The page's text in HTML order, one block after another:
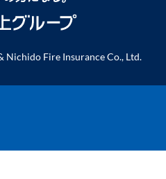
Nichido Fire Insurance Co., Ltd.